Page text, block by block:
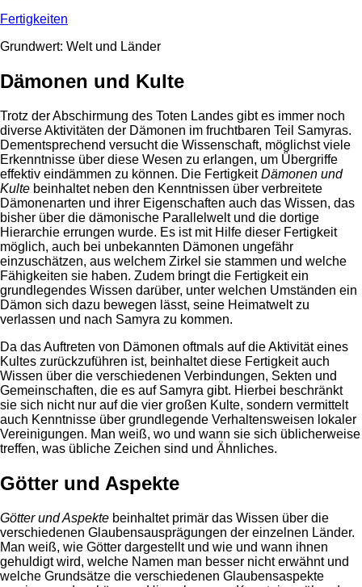
Fertigkeiten
Grundwert: Welt und Länder
Dämonen und Kulte
Trotz der Abschirmung des Toten Landes gibt es immer noch
diverse Aktivitäten der Dämonen im fruchtbaren Teil Samyras.
Dementsprechend versucht die Wissenschaft, möglichst viele
Erkenntnisse über diese Wesen zu erlangen, um Übergriffe
effektiv eindämmen zu können. Die FertigkeitDämonen und
Kulte beinhaltet neben den Kenntnissen über verbreitete
Dämonenarten und ihrer Eigenschaften auch das Wissen, das
bisher über die dämonische Parallelwelt und die dortige
Hierarchie errungen wurde. Es ist mit Hilfe dieser Fertigkeit
möglich, auch bei unbekannten Dämonen ungefähr
einzuschätzen, aus welchem Zirkel sie stammen und welche
Fähigkeiten sie haben. Zudem bringt die Fertigkeit ein
grundlegendes Wissen darüber, unter welchen Umständen ein
Dämon sich dazu bewegen lässt, seine Heimatwelt zu
verlassen und nach Samyra zu kommen.
Da das Auftreten von Dämonen oftmals auf die Aktivität eines
Kultes zurückzuführen ist, beinhaltet diese Fertigkeit auch
Wissen über die verschiedenen Verbindungen, Sekten und
Gemeinschaften, die es auf Samyra gibt. Hierbei beschränkt
sie sich nicht nur auf die vier großen Kulte, sondern vermittelt
auch Kenntnisse über grundlegende Verhaltensweisen lokaler
Vereinigungen. Man weiß, wo und wann sie sich üblicherweise
treffen, was übliche Zeichen sind und Ähnliches.
Götter und Aspekte
Götter und Aspekte beinhaltet primär das Wissen über die
verschiedenen Glaubensausprägungen der einzelnen Länder.
Man weiß, wie Götter dargestellt und wie und wann ihnen
gehuldigt wird, welche Namen man besser nicht erwähnt und
welche Grundsätze die verschiedenen Glau­bens­aspekte